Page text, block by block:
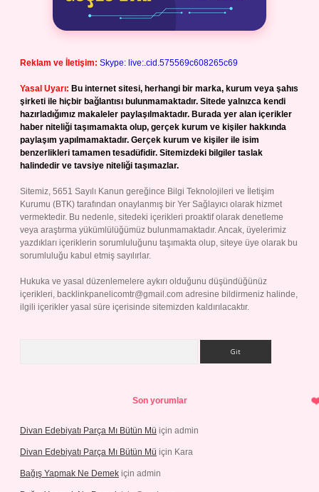
Reklam ve İletişim: Skype: live:.cid.575569c608265c69
Yasal Uyarı: Bu internet sitesi, herhangi bir marka, kurum veya şahıs
şirketi ile hiçbir bağlantısı bulunmamaktadır. Sitede yalnızca kendi
hazırladığımız makaleler paylaşılmaktadır. Burada yer alan içerikler
haber niteliği taşımamakta olup, gerçek kurum ve kişiler hakkında
paylaşım yapılmamaktadır. Gerçek kurum ve kişiler ile isim
benzerlikleri tamamen tesadüfidir. Sitemizdeki bilgiler taslak
halindedir ve tavsiye niteliği taşımazlar.
Sitemiz, 5651 Sayılı Kanun gereğince Bilgi Teknolojileri ve İletişim
Kurumu (BTK) tarafından onaylanmış bir Yer Sağlayıcı olarak hizmet
vermektedir. Bu nedenle, sitedeki içerikleri proaktif olarak denetleme
veya araştırma yükümlülüğümüz bulunmamaktadır. Ancak, üyelerimiz
yazdıkları içeriklerin sorumluluğunu taşımakta olup, siteye üye olarak bu
sorumluluğu kabul etmiş sayılırlar.
Hukuka ve yasal düzenlemelere aykırı olduğunu düşündüğünüz
içerikleri, backlinkpanelicomtr@gmail.com adresine bildirmeniz halinde,
ilgili içerikler yasal süre içerisinde sitemizden kaldırılacaktır.
Son yorumlar
Divan Edebiyatı Parça Mı Bütün Mü için admin
Divan Edebiyatı Parça Mı Bütün Mü için Kara
Bağış Yapmak Ne Demek için admin